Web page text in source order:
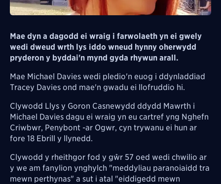
Mae dyn a dagodd ei wraig i farwolaeth yn ei gwely
wedi dweud wrth lys iddo wneud hynny oherwydd
pryderon y byddai'n mynd gyda rhywun arall.
Mae Michael Davies wedi pledio'n euog i ddynladdiad
Tracey Davies ond mae'n gwadu ei llofruddio hi.
Clywodd Llys y Goron Casnewydd ddydd Mawrth i
Michael Davies dagu ei wraig yn eu cartref yng Nghefn
Criwbwr, Penybont -ar Ogwr, cyn trywanu ei hun ar
fore 18 Ebrill y llynedd.
Clywodd y rheithgor fod y gŵr 57 oed wedi chwilio ar
y we am fanylion ynghylch "meddyliau paranoiaidd tra
mewn perthynas" a sut i atal "eiddigedd mewn